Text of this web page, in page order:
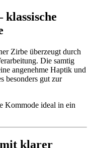
klassische
Zirbe überzeugt durch
Die samtig
angenehme Haptik und
besonders gut zur
Kommode ideal in ein
klarer